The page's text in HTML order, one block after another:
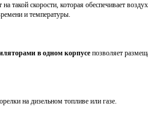
такой скорости, которая обеспечивает
и температуры.
в одном корпусе позволяет
на дизельном топливе или газе.